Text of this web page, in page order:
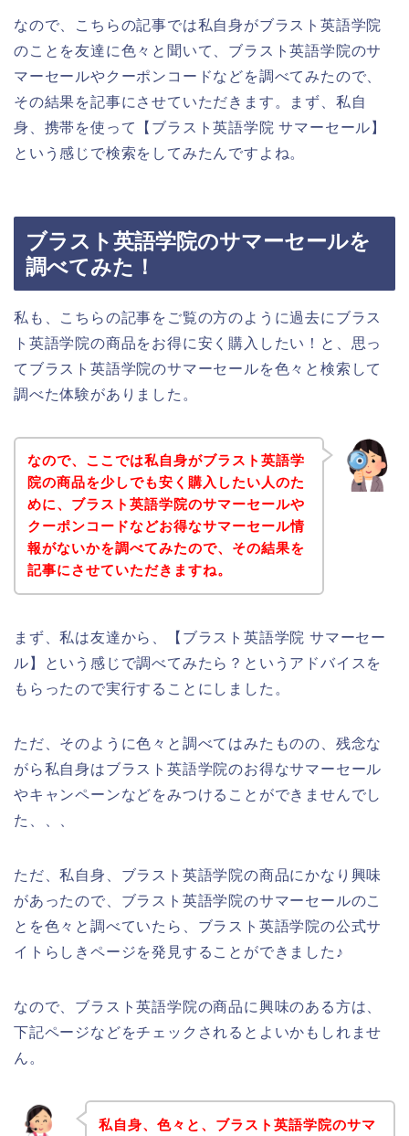
なので、こちらの記事では私自身がブラスト英語学院
のことを友達に色々と聞いて、ブラスト英語学院のサ
マーセールやクーポンコードなどを調べてみたので、
その結果を記事にさせていただきます。まず、私自
身、携帯を使って【ブラスト英語学院 サマーセール】
という感じで検索をしてみたんですよね。
ブラスト英語学院のサマーセールを
調べてみた！
私も、こちらの記事をご覧の方のように過去にブラス
ト英語学院の商品をお得に安く購入したい！と、思っ
てブラスト英語学院のサマーセールを色々と検索して
調べた体験がありました。
なので、ここでは私自身がブラスト英語学
院の商品を少しでも安く購入したい人のた
めに、ブラスト英語学院のサマーセールや
クーポンコードなどお得なサマーセール情
報がないかを調べてみたので、その結果を
記事にさせていただきますね。
まず、私は友達から、【ブラスト英語学院 サマーセー
ル】という感じで調べてみたら？というアドバイスを
もらったので実行することにしました。
ただ、そのように色々と調べてはみたものの、残念な
がら私自身はブラスト英語学院のお得なサマーセール
やキャンペーンなどをみつけることができませんでし
た、、、
ただ、私自身、ブラスト英語学院の商品にかなり興味
があったので、ブラスト英語学院のサマーセールのこ
とを色々と調べていたら、ブラスト英語学院の公式サ
イトらしきページを発見することができました♪
なので、ブラスト英語学院の商品に興味のある方は、
下記ページなどをチェックされるとよいかもしれませ
ん。
私自身、色々と、ブラスト英語学院のサマ